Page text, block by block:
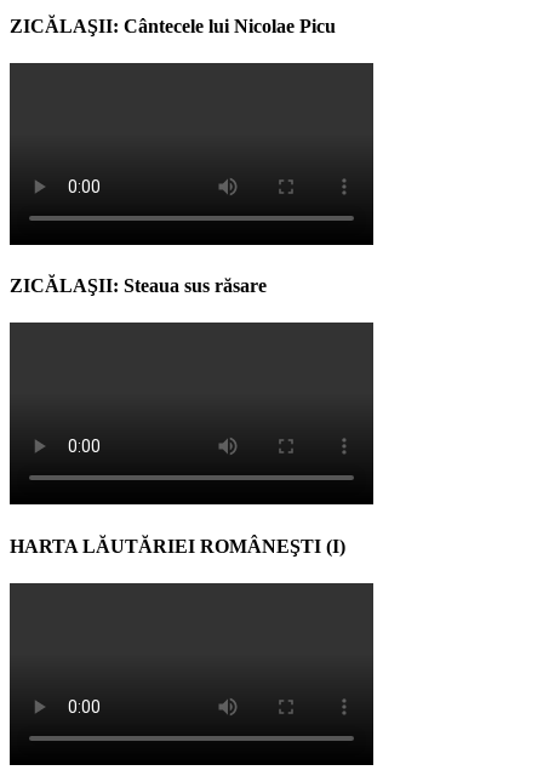
ZICĂLAŞII: Cântecele lui Nicolae Picu
ZICĂLAŞII: Steaua sus răsare
HARTA LĂUTĂRIEI ROMÂNEŞTI (I)